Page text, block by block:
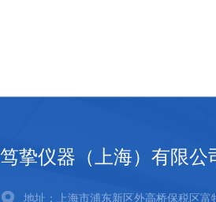
笃挚仪器（上海）有限公
地址：上海市浦东新区外高桥保税区富